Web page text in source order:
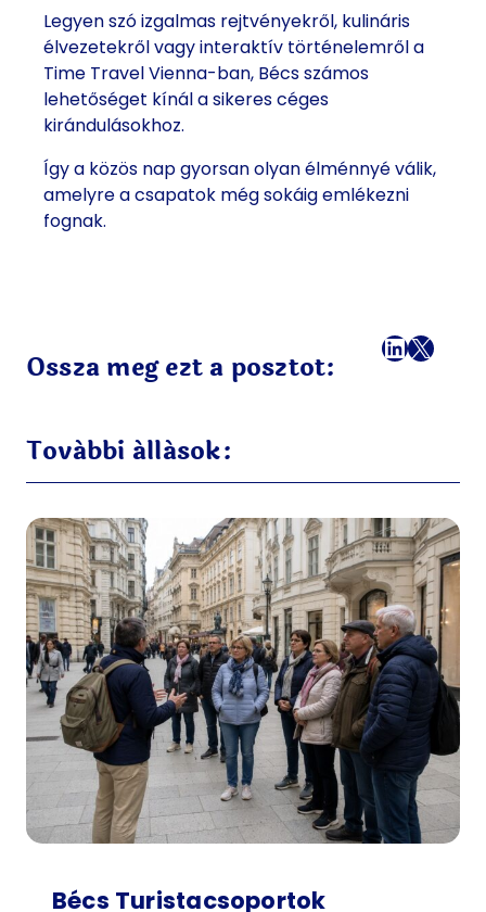
Legyen szó izgalmas rejtvényekről, kulináris
élvezetekről vagy interaktív történelemről a
Time Travel Vienna-ban, Bécs számos
lehetőséget kínál a sikeres céges
kirándulásokhoz.
Így a közös nap gyorsan olyan élménnyé válik,
amelyre a csapatok még sokáig emlékezni
fognak.
Ossza meg ezt a posztot:
Facebook
LinkedIn
X Mail
További állások:
Bécs Turistacsoportok